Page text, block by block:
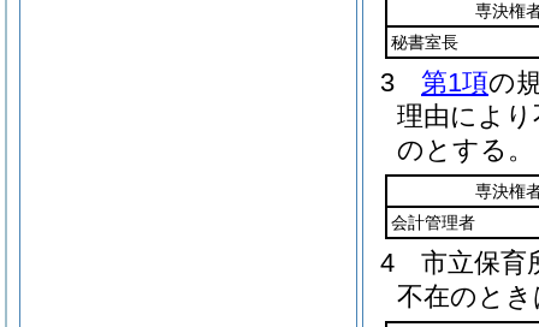
専決権
秘書室長
3 第1項の
理由によ
のとする。
専決権
会計管理者
4
市立保育
不在のと